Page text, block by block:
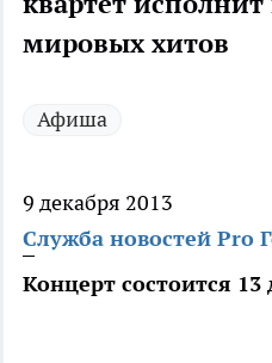
мировых хитов
Афиша
9 декабря 2013
Служба новостей Pro
Концерт состоится 13